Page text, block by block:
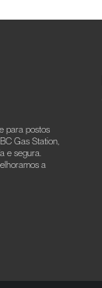
para postos
Gas Station,
e segura.
a